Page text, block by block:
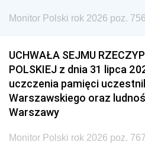
Monitor Polski rok 2026 poz. 756
UCHWAŁA SEJMU
POLSKIEJ z dnia 31 lipca
uczczenia pamięci
Warszawskiego oraz
Warszawy
Monitor Polski rok 2026 poz. 767